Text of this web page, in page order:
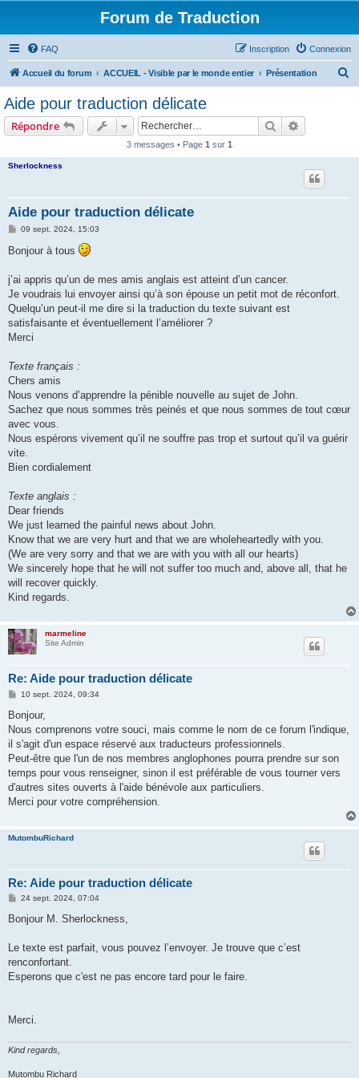
Forum de Traduction
FAQ Connexion
Inscription
Accueil du forum ACCUEIL - Visible par le monde entier Présentation
Aide pour traduction délicate
Répondre Rechercher
3 messages • Page 1 sur 1
Sherlockness
Aide pour traduction délicate
M
s
s
g
e
09 sept. 2024, 15:03
Bonjour à tous
j’ai appris qu’un de mes amis anglais est atteint d’un cancer.
Je voudrais lui envoyer ainsi qu’à son épouse un petit mot de réconfort.
Quelqu’un peut-il me dire si la traduction du texte suivant est
satisfaisante et éventuellement l’améliorer ?
Merci
Texte français :
Chers amis
Nous venons d’apprendre la pénible nouvelle au sujet de John.
Sachez que nous sommes très peinés et que nous sommes de tout cœur
avec vous.
Nous espérons vivement qu’il ne souffre pas trop et surtout qu’il va guérir
vite.
Bien cordialement
Texte anglais :
Dear friends
We just learned the painful news about John.
Know that we are very hurt and that we are wholeheartedly with you.
(We are very sorry and that we are with you with all our hearts)
We sincerely hope that he will not suffer too much and, above all, that he
will recover quickly.
Kind regards.
marmeline
Site Admin
Re: Aide pour traduction délicate
M
s
a
g
10 sept. 2024, 09:34
Bonjour,
Nous comprenons votre souci, mais comme le nom de ce forum l'indique,
il s'agit d'un espace réservé aux traducteurs professionnels.
Peut-être que l'un de nos membres anglophones pourra prendre sur son
temps pour vous renseigner, sinon il est préférable de vous tourner vers
d'autres sites ouverts à l'aide bénévole aux particuliers.
Merci pour votre compréhension.
MutombuRichard
Re: Aide pour traduction délicate
M
s
g
24 sept. 2024, 07:04
Bonjour M. Sherlockness,
Le texte est parfait, vous pouvez l’envoyer. Je trouve que c’est
renconfortant.
Esperons que c'est ne pas encore tard pour le faire.
Merci.
Kind regards,
Mutombu Richard